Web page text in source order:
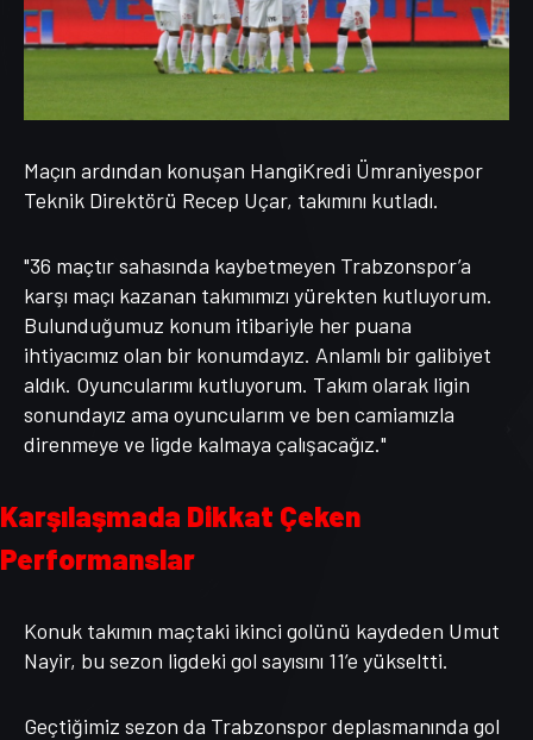
Maçın ardından konuşan HangiKredi Ümraniyespor
Teknik Direktörü Recep Uçar, takımını kutladı.
"36 maçtır sahasında kaybetmeyen Trabzonspor’a
karşı maçı kazanan takımımızı yürekten kutluyorum.
Bulunduğumuz konum itibariyle her puana
ihtiyacımız olan bir konumdayız. Anlamlı bir galibiyet
aldık. Oyuncularımı kutluyorum. Takım olarak ligin
sonundayız ama oyuncularım ve ben camiamızla
direnmeye ve ligde kalmaya çalışacağız."
Karşılaşmada Dikkat Çeken
Performanslar
Konuk takımın maçtaki ikinci golünü kaydeden Umut
Nayir, bu sezon ligdeki gol sayısını 11’e yükseltti.
Geçtiğimiz sezon da Trabzonspor deplasmanında gol